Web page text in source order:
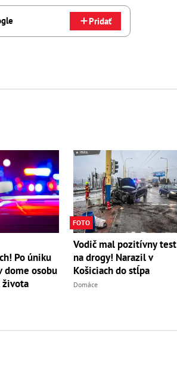
Pridať
Po úniku
dome osobu
života
FOTO
Vodič mal pozitívny test
na drogy! Narazil v
Košiciach do stĺpa
Domáce